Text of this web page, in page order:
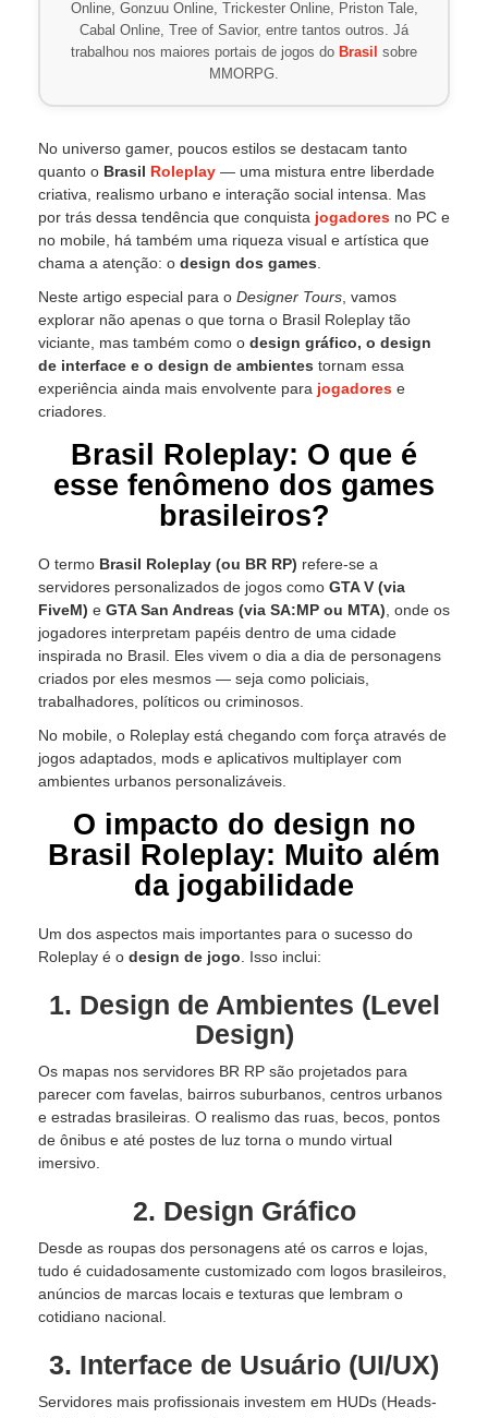
Online, Gonzuu Online, Trickester Online, Priston Tale,
Cabal Online, Tree of Savior, entre tantos outros. Já
trabalhou nos maiores portais de jogos do Brasil
sobre
MMORPG.
No universo gamer, poucos estilos se destacam tanto
quanto o Brasil Roleplay — uma mistura entre liberdade
criativa, realismo urbano e interação social intensa. Mas
por trás dessa tendência que conquista jogadores no PC e
no mobile, há também uma riqueza visual e artística que
chama a atenção: o design dos games
Neste artigo especial para o Designer Tours , vamos
explorar não apenas o que torna o Brasil Roleplay tão
viciante, mas também como o design gráfico, o design
de interface e o design de ambientes tornam essa
experiência ainda mais envolvente para jogadores e
criadores.
Brasil Roleplay: O que é
esse fenômeno dos games
brasileiros?
O termo Brasil Roleplay (ou BR RP) refere-se a
servidores personalizados de jogos como GTA V (via
FiveM) e GTA San Andreas (via SA:MP ou MTA) , onde os
jogadores interpretam papéis dentro de uma cidade
inspirada no Brasil. Eles vivem o dia a dia de personagens
criados por eles mesmos — seja como policiais,
trabalhadores, políticos ou criminosos.
No mobile, o Roleplay está chegando com força através de
jogos adaptados, mods e aplicativos multiplayer com
ambientes urbanos personalizáveis.
O impacto do design no
Brasil Roleplay: Muito além
da jogabilidade
Um dos aspectos mais importantes para o sucesso do
Roleplay é o design de jogo . Isso inclui:
1. Design de Ambientes (Level
Design)
Os mapas nos servidores BR RP são projetados para
parecer com favelas, bairros suburbanos, centros urbanos
e estradas brasileiras. O realismo das ruas, becos, pontos
de ônibus e até postes de luz torna o mundo virtual
imersivo.
2. Design Gráfico
Desde as roupas dos personagens até os carros e lojas,
tudo é cuidadosamente customizado com logos brasileiros,
anúncios de marcas locais e texturas que lembram o
cotidiano nacional.
3. Interface de Usuário (UI/UX)
Servidores mais profissionais investem em HUDs (Heads-